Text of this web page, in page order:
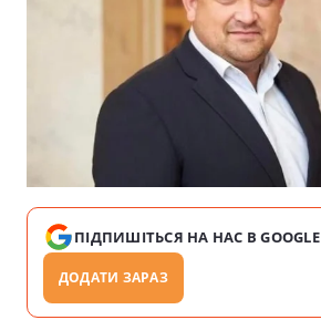
ПІДПИШІТЬСЯ НА НАС В GOOGLE
ДОДАТИ ЗАРАЗ